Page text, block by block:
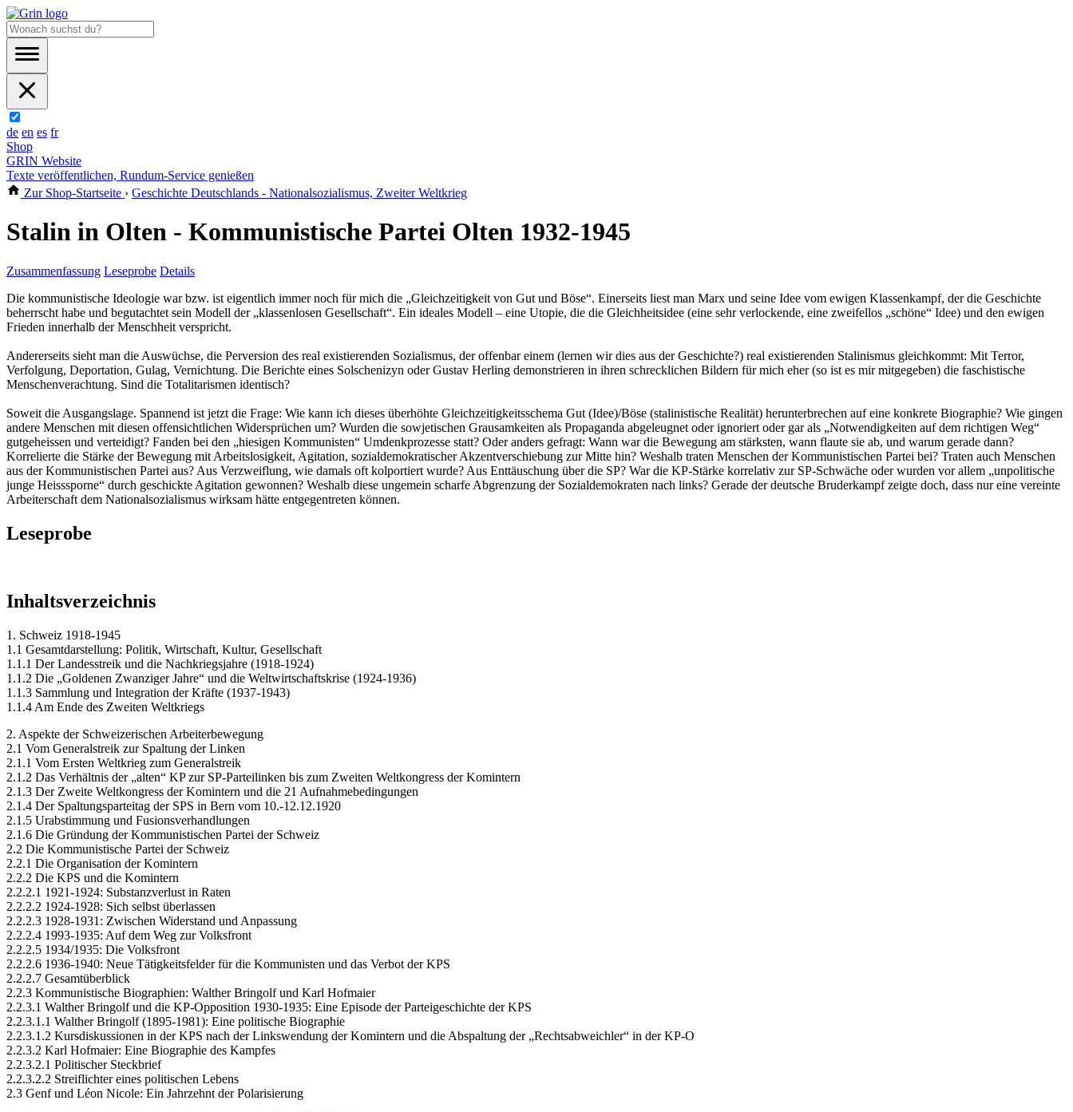
de en es fr
Shop
GRIN Website
Texte veröffentlichen, Rundum-Service genießen
Zur Shop-Startseite › Geschichte Deutschlands - Nationalsozialismus, Zweiter Weltkrieg
Stalin in Olten - Kommunistische Partei Olten 1932-1945
Zusammenfassung Leseprobe Details
Die kommunistische Ideologie war bzw. ist eigentlich immer noch für mich die „Gleichzeitigkeit von Gut und Böse“. Einerseits liest man Marx und seine Idee vom ewigen Klassenkampf, der die Geschichte
beherrscht habe und begutachtet sein Modell der „klassenlosen Gesellschaft“. Ein ideales Modell – eine Utopie, die die Gleichheitsidee (eine sehr verlockende, eine zweifellos „schöne“ Idee) und den ewigen
Frieden innerhalb der Menschheit verspricht.
Andererseits sieht man die Auswüchse, die Perversion des real existierenden Sozialismus, der offenbar einem (lernen wir dies aus der Geschichte?) real existierenden Stalinismus gleichkommt: Mit Terror,
Verfolgung, Deportation, Gulag, Vernichtung. Die Berichte eines Solschenizyn oder Gustav Herling demonstrieren in ihren schrecklichen Bildern für mich eher (so ist es mir mitgegeben) die faschistische
Menschenverachtung. Sind die Totalitarismen identisch?
Soweit die Ausgangslage. Spannend ist jetzt die Frage: Wie kann ich dieses überhöhte Gleichzeitigkeitsschema Gut (Idee)/Böse (stalinistische Realität) herunterbrechen auf eine konkrete Biographie? Wie gingen
andere Menschen mit diesen offensichtlichen Widersprüchen um? Wurden die sowjetischen Grausamkeiten als Propaganda abgeleugnet oder ignoriert oder gar als „Notwendigkeiten auf dem richtigen Weg“
gutgeheissen und verteidigt? Fanden bei den „hiesigen Kommunisten“ Umdenkprozesse statt? Oder anders gefragt: Wann war die Bewegung am stärksten, wann flaute sie ab, und warum gerade dann?
Korrelierte die Stärke der Bewegung mit Arbeitslosigkeit, Agitation, sozialdemokratischer Akzentverschiebung zur Mitte hin? Weshalb traten Menschen der Kommunistischen Partei bei? Traten auch Menschen
aus der Kommunistischen Partei aus? Aus Verzweiflung, wie damals oft kolportiert wurde? Aus Enttäuschung über die SP? War die KP-Stärke korrelativ zur SP-Schwäche oder wurden vor allem „unpolitische
junge Heisssporne“ durch geschickte Agitation gewonnen? Weshalb diese ungemein scharfe Abgrenzung der Sozialdemokraten nach links? Gerade der deutsche Bruderkampf zeigte doch, dass nur eine vereinte
Arbeiterschaft dem Nationalsozialismus wirksam hätte entgegentreten können.
Leseprobe
Inhaltsverzeichnis
1. Schweiz 1918-1945
1.1 Gesamtdarstellung: Politik, Wirtschaft, Kultur, Gesellschaft
1.1.1 Der Landesstreik und die Nachkriegsjahre (1918-1924)
1.1.2 Die „Goldenen Zwanziger Jahre“ und die Weltwirtschaftskrise (1924-1936)
1.1.3 Sammlung und Integration der Kräfte (1937-1943)
1.1.4 Am Ende des Zweiten Weltkriegs
2. Aspekte der Schweizerischen Arbeiterbewegung
2.1 Vom Generalstreik zur Spaltung der Linken
2.1.1 Vom Ersten Weltkrieg zum Generalstreik
2.1.2 Das Verhältnis der „alten“ KP zur SP-Parteilinken bis zum Zweiten Weltkongress der Komintern
2.1.3 Der Zweite Weltkongress der Komintern und die 21 Aufnahmebedingungen
2.1.4 Der Spaltungsparteitag der SPS in Bern vom 10.-12.12.1920
2.1.5 Urabstimmung und Fusionsverhandlungen
2.1.6 Die Gründung der Kommunistischen Partei der Schweiz
2.2 Die Kommunistische Partei der Schweiz
2.2.1 Die Organisation der Komintern
2.2.2 Die KPS und die Komintern
2.2.2.1 1921-1924: Substanzverlust in Raten
2.2.2.2 1924-1928: Sich selbst überlassen
2.2.2.3 1928-1931: Zwischen Widerstand und Anpassung
2.2.2.4 1993-1935: Auf dem Weg zur Volksfront
2.2.2.5 1934/1935: Die Volksfront
2.2.2.6 1936-1940: Neue Tätigkeitsfelder für die Kommunisten und das Verbot der KPS
2.2.2.7 Gesamtüberblick
2.2.3 Kommunistische Biographien: Walther Bringolf und Karl Hofmaier
2.2.3.1 Walther Bringolf und die KP-Opposition 1930-1935: Eine Episode der Parteigeschichte der KPS
2.2.3.1.1 Walther Bringolf (1895-1981): Eine politische Biographie
2.2.3.1.2 Kursdiskussionen in der KPS nach der Linkswendung der Komintern und die Abspaltung der „Rechtsabweichler“ in der KP-O
2.2.3.2 Karl Hofmaier: Eine Biographie des Kampfes
2.2.3.2.1 Politischer Steckbrief
2.2.3.2.2 Streiflichter eines politischen Lebens
2.3 Genf und Léon Nicole: Ein Jahrzehnt der Polarisierung